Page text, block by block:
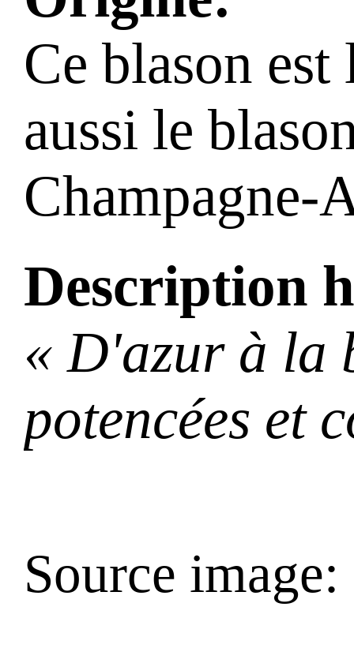
Ce blason
aussi le
Champagne-
Description
« D'azur à la
potencées et
Source